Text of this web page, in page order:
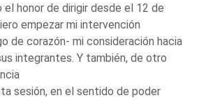
honor de dirigir desde el 12 de
empezar mi intervención
de corazón- mi consideración hacia
integrantes. Y también, de otro
sesión, en el sentido de poder